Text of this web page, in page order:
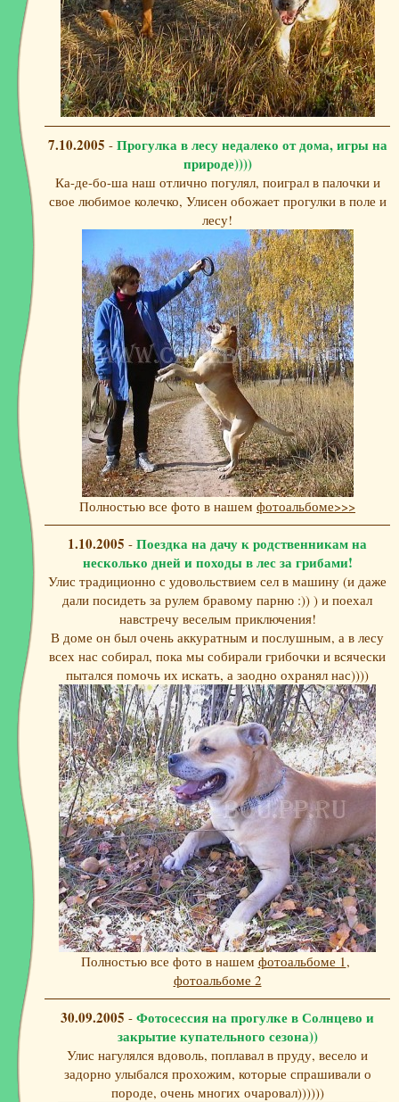
7.10.2005 - Прогулка в лесу недалеко от дома, игры на
природе))))
Ка-де-бо-ша наш отлично погулял, поиграл в палочки и
свое любимое колечко, Улисен обожает прогулки в поле и
лесу!
Полностью все фото в нашем фотоальбоме>>>
1.10.2005 - Поездка на дачу к родственникам на
несколько дней и походы в лес за грибами!
Улис традиционно с удовольствием сел в машину (и даже
дали посидеть за рулем бравому парню :)) ) и поехал
навстречу веселым приключения!
В доме он был очень аккуратным и послушным, а в лесу
всех нас собирал, пока мы собирали грибочки и всячески
пытался помочь их искать, а заодно охранял нас))))
Полностью все фото в нашем фотоальбоме 1 ,
фотоальбоме 2
30.09.2005 - Фотосессия на прогулке в Солнцево и
закрытие купательного сезона))
Улис нагулялся вдоволь, поплавал в пруду, весело и
задорно улыбался прохожим, которые спрашивали о
породе, очень многих очаровал))))))